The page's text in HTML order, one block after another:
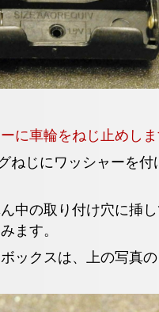
に車輪をねじ止めし
ねじにワッシャーを
中の取り付け穴に挿
ます。
ックスは、上の写真